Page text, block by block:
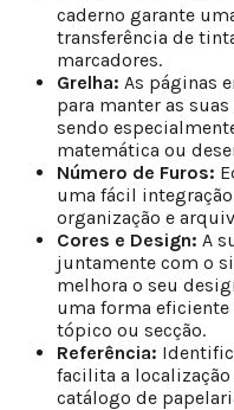
caderno garante
transferência de
marcadores.
Grelha: As páginas
para manter as
sendo
matemática ou
Número de Furos:
uma fácil
organização e
Cores e Design: A
juntamente com o
melhora o seu
uma forma
tópico ou secção.
Referência:
facilita a
catálogo de